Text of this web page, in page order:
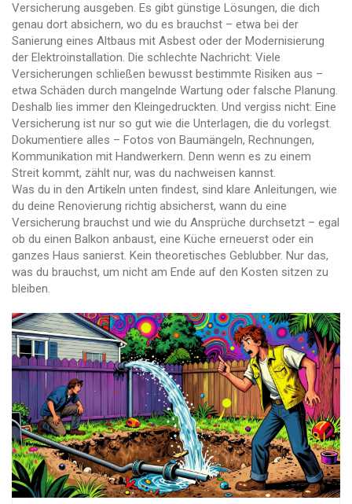
Versicherung ausgeben. Es gibt günstige Lösungen, die dich
genau dort absichern, wo du es brauchst – etwa bei der
Sanierung eines Altbaus mit Asbest oder der Modernisierung
der Elektroinstallation. Die schlechte Nachricht: Viele
Versicherungen schließen bewusst bestimmte Risiken aus –
etwa Schäden durch mangelnde Wartung oder falsche Planung.
Deshalb lies immer den Kleingedruckten. Und vergiss nicht: Eine
Versicherung ist nur so gut wie die Unterlagen, die du vorlegst.
Dokumentiere alles – Fotos von Baumängeln, Rechnungen,
Kommunikation mit Handwerkern. Denn wenn es zu einem
Streit kommt, zählt nur, was du nachweisen kannst.
Was du in den Artikeln unten findest, sind klare Anleitungen, wie
du deine Renovierung richtig absicherst, wann du eine
Versicherung brauchst und wie du Ansprüche durchsetzt – egal
ob du einen Balkon anbaust, eine Küche erneuerst oder ein
ganzes Haus sanierst. Kein theoretisches Geblubber. Nur das,
was du brauchst, um nicht am Ende auf den Kosten sitzen zu
bleiben.